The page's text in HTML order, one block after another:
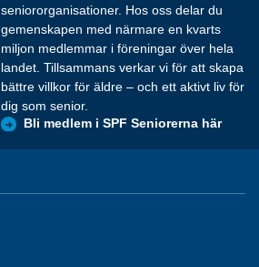
seniororganisationer. Hos oss delar du
gemenskapen med närmare en kvarts
miljon medlemmar i föreningar över hela
landet. Tillsammans verkar vi för att skapa
bättre villkor för äldre – och ett aktivt liv för
dig som senior.
Bli medlem i SPF Seniorerna här